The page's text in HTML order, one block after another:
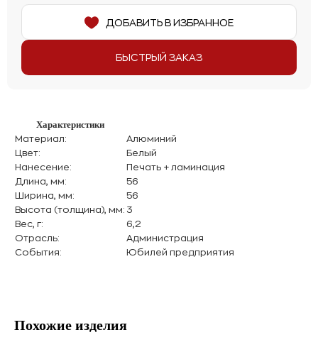
БЫСТРЫЙ ЗАКАЗ
ДОБАВИТЬ В ИЗБРАННОЕ
Характеристики
Материал:
Алюминий
Цвет:
Белый
Нанесение:
Печать + ламинация
Длина, мм:
56
Ширина, мм:
56
Высота (толщина), мм: 3
Вес, г:
6,2
Отрасль:
Администрация
События:
Юбилей предприятия
Похожие изделия